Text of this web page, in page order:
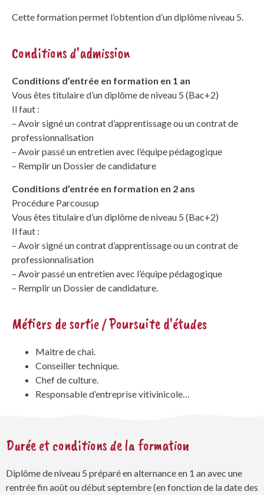
Cette formation permet l’obtention d’un diplôme niveau 5.
Conditions d'admission
Conditions d’entrée en formation en 1 an
Vous êtes titulaire d’un diplôme de niveau 5 (Bac+2)
Il faut :
– Avoir signé un contrat d’apprentissage ou un contrat de
professionnalisation
– Avoir passé un entretien avec l’équipe pédagogique
– Remplir un Dossier de candidature
Conditions d’entrée en formation en 2 ans
Procédure Parcousup
Vous êtes titulaire d’un diplôme de niveau 5 (Bac+2)
Il faut :
– Avoir signé un contrat d’apprentissage ou un contrat de
professionnalisation
– Avoir passé un entretien avec l’équipe pédagogique
– Remplir un Dossier de candidature.
Métiers de sortie / Poursuite d'études
Maitre de chai.
Conseiller technique.
Chef de culture.
Responsable d’entreprise vitivinicole…
Durée et conditions de la formation
Diplôme de niveau 5 préparé en alternance en 1 an avec une
rentrée fin août ou début septembre (en fonction de la date des